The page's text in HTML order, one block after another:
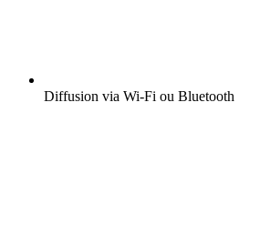
Diffusion via Wi-Fi ou Bluetooth